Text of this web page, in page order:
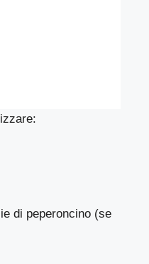
di peperoncino (se